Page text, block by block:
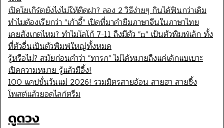
เปิดโยเกิร์ตยังไงไม่ให้ติดฝา? ลอง 2 วิธีง่ายๆ กินได้ฟินกว่าเดิม
ทำไมต้องเรียกว่า "เก้าอี้" เปิดที่มาคำยืมภาษาจีนในภาษาไทย
เคยสังเกตไหม? ทำไมโลโก้ 7-11 ถึงมีตัว "n" เป็นตัวพิมพ์เล็ก ทั้ง
ที่ตัวอื่นเป็นตัวพิมพ์ใหญ่ทั้งหมด
รู้หรือไม่? สมัยก่อนคำว่า "ทารก" ไม่ได้หมายถึงแค่เด็กแบเบาะ
เปิดความหมาย รู้แล้วมีอึ้ง!
100 แคปชั่นวันแม่ 2026! รวมมิตรสายอ้อน สายฮา สายซึ้ง
โพสต์แล้วยอดไลก์ตรึม
ดูดวง